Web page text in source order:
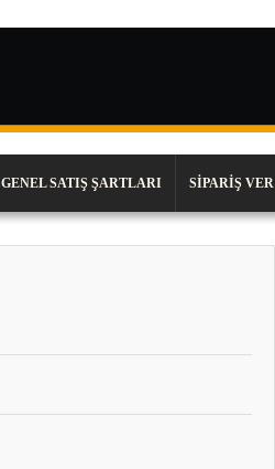
GENEL SATIŞ ŞARTLARI SIPARIŞ VER